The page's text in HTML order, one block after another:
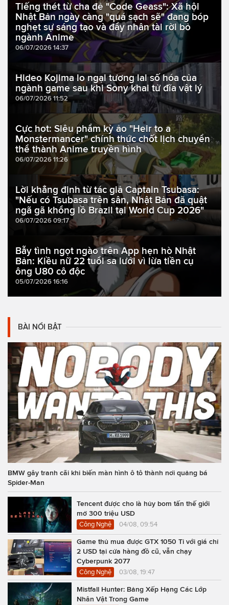
Tiếng thét từ cha đẻ "Code Geass": Xã hội
Nhật Bản ngày càng "quá sạch sẽ" đang bóp
nghẹt sự sáng tạo và đẩy nhân tài rời bỏ
ngành Anime
06/07/2026 14:37
Hideo Kojima lo ngại tương lai số hóa của
ngành game sau khi Sony khai tử đĩa vật lý
06/07/2026 11:52
Cực hot: Siêu phẩm kỳ ảo "Heir to a
Monstermancer" chính thức chốt lịch chuyển
thể thành Anime truyền hình
06/07/2026 11:26
Lời khẳng định từ tác giả Captain Tsubasa:
"Nếu có Tsubasa trên sân, Nhật Bản đã quật
ngã gã khổng lồ Brazil tại World Cup 2026"
06/07/2026 09:17
Bẫy tình ngọt ngào trên App hẹn hò Nhật
Bản: Kiều nữ 22 tuổi sa lưới vì lừa tiền cụ
ông U80 cô độc
05/07/2026 16:16
BÀI NỔI BẬT
BMW gây tranh cãi khi biến màn hình ô tô thành nơi quảng bá
Spider-Man
Tencent được cho là hủy bom tấn thế giới
mở 300 triệu USD
Công Nghệ 04/08, 09:54
Game thủ mua được GTX 1050 Ti với giá chỉ
2 USD tại cửa hàng đồ cũ, vẫn chạy
Cyberpunk 2077
Công Nghệ 03/08, 19:47
Mistfall Hunter: Bảng Xếp Hạng Các Lớp
Nhân Vật Trong Game